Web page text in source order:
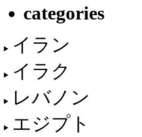
categories
イラン
イラク
レバノン
エジプト